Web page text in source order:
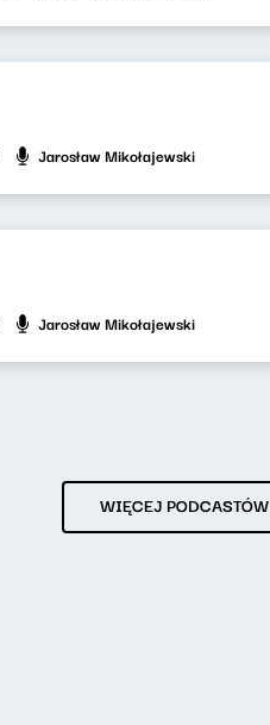
Jarosław Mikołajewski
Jarosław Mikołajewski
WIĘCEJ PODCASTÓW